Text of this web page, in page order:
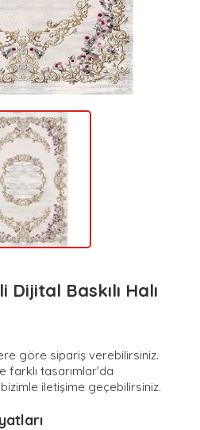
Dijital Baskılı Halı
göre sipariş verebilirsiniz.
farklı tasarımlar'da
iletişime geçebilirsiniz.